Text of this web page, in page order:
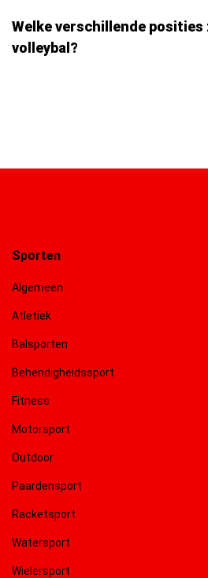
Welke verschillende posities
volleybal?
Sporten
Algemeen
Atletiek
Balsporten
Behendigheidssport
Fitness
Motorsport
Outdoor
Paardensport
Racketsport
Watersport
Wielersport